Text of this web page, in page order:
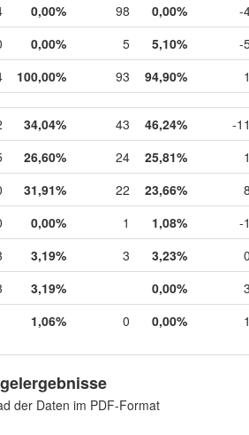
0,00% 98 0,00%
-
0,00% 5 5,10%
-
100,00% 93 94,90%
34,04% 43 46,24%
-
26,60% 24 25,81%
31,91% 22 23,66%
0,00% 1 1,08%
-
3,19% 3 3,23%
3,19% 0,00%
1,06% 0 0,00%
der Daten im PDF-Format